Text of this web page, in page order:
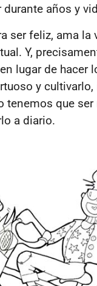
años y
ser feliz, ama la
Y,
lugar de hacer
y
tenemos que
a diario.